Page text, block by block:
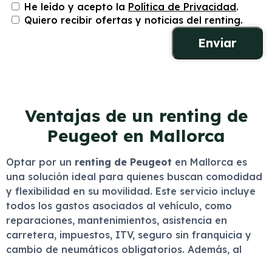
He leído y acepto la Política de Privacidad.
Quiero recibir ofertas y noticias del renting.
Ventajas de un renting de
Peugeot en Mallorca
Optar por un renting de Peugeot en Mallorca es
una solución ideal para quienes buscan comodidad
y flexibilidad en su movilidad. Este servicio incluye
todos los gastos asociados al vehículo, como
reparaciones, mantenimientos, asistencia en
carretera, impuestos, ITV, seguro sin franquicia y
cambio de neumáticos obligatorios. Además, al